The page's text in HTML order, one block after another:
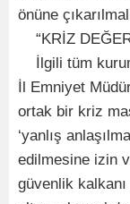
önüne
“KRİZ
İlgili tüm
İl Emniyet
ortak bir kriz
‘yanlış
edilmesine izin
güvenlik